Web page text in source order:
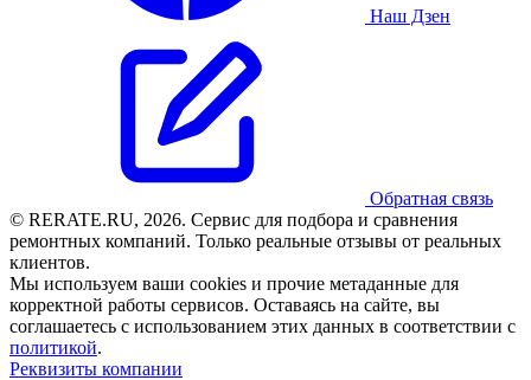
Наш Дзен
Обратная связь
© RERATE.RU, 2026. Сервис для подбора и сравнения
ремонтных компаний. Только реальные отзывы от реальных
клиентов.
Мы используем ваши cookies и прочие метаданные для
корректной работы сервисов. Оставаясь на сайте, вы
соглашаетесь с использованием этих данных в соответствии с
политикой.
Реквизиты компании